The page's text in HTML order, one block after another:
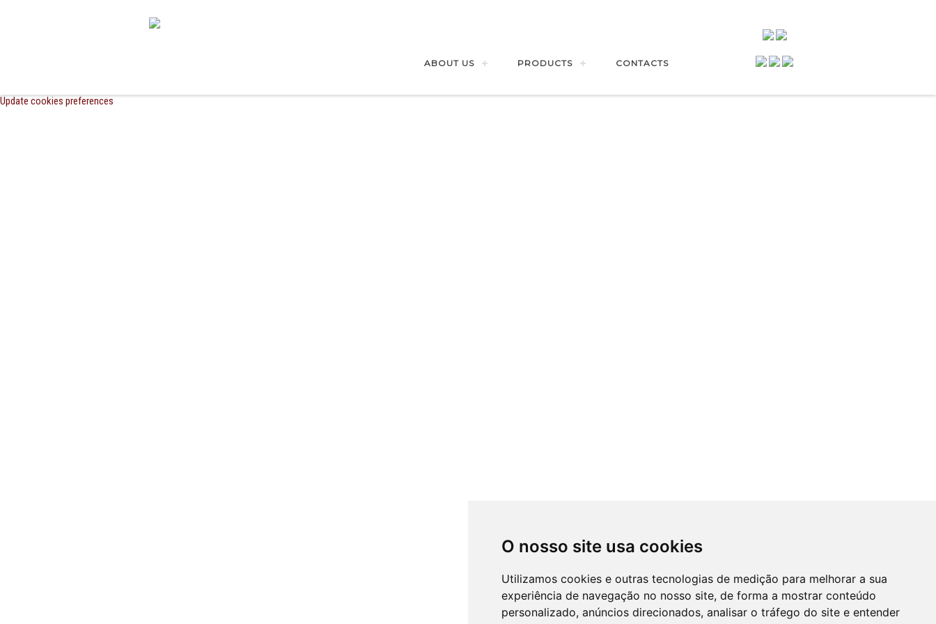
O nosso site usa cookies
Utilizamos cookies e outras tecnologias de medição para melhorar a sua
experiência de navegação no nosso site, de forma a mostrar conteúdo
personalizado, anúncios direcionados, analisar o tráfego do site e entender
ABOUT US PRODUCTS CONTACTS
Update cookies preferences